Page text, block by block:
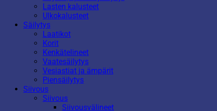
Lasten kalusteet
Ulkokalusteet
Säilytys
Laatikot
Korit
Kenkätelineet
Vaatesäilytys
Vesiastiat ja ämpärit
Piensäilytys
Siivous
Siivous
Siivousvälineet